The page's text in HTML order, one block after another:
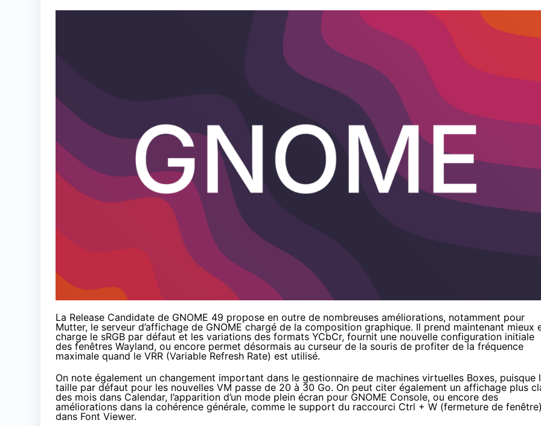
La Release Candidate de GNOME 49 propose en outre de nombreuses améliorations, notamment pour
Mutter, le serveur d’affichage de GNOME chargé de la composition graphique. Il prend maintenant mieux
charge le sRGB par défaut et les variations des formats YCbCr, fournit une nouvelle configuration initiale
des fenêtres Wayland, ou encore permet désormais au curseur de la souris de profiter de la fréquence
maximale quand le VRR (Variable Refresh Rate) est utilisé.
On note également un changement important dans le gestionnaire de machines virtuelles Boxes, puisque
taille par défaut pour les nouvelles VM passe de 20 à 30 Go. On peut citer également un affichage plus
des mois dans Calendar, l’apparition d’un mode plein écran pour GNOME Console, ou encore des
améliorations dans la cohérence générale, comme le support du raccourci Ctrl + W (fermeture de
dans Font Viewer.